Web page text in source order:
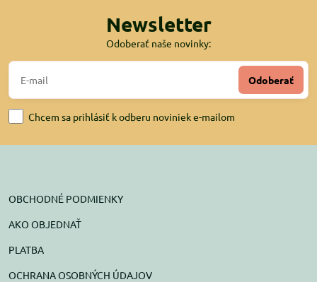
Newsletter
Odoberať naše novinky:
Odoberať
Chcem sa prihlásiť k odberu noviniek e-mailom
OBCHODNÉ PODMIENKY
AKO OBJEDNAŤ
PLATBA
OCHRANA OSOBNÝCH ÚDAJOV